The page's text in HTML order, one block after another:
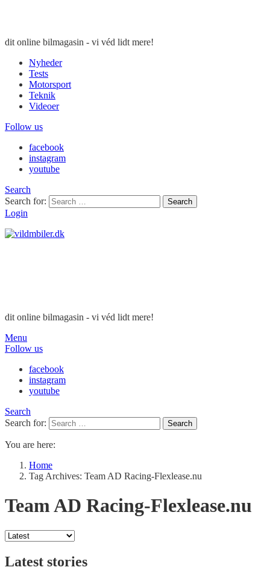
dit online bilmagasin - vi véd lidt mere!
Nyheder
Tests
Motorsport
Teknik
Videoer
Follow us
facebook
instagram
youtube
Search
Search for:
Search
Login
dit online bilmagasin - vi véd lidt mere!
Menu
Follow us
facebook
instagram
youtube
Search
Search for:
Search
You are here:
Home
Tag Archives: Team AD Racing-Flexlease.nu
Team AD Racing-Flexlease.nu
Latest stories